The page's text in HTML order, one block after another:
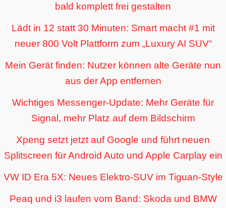
bald komplett frei gestalten
Lädt in 12 statt 30 Minuten: Smart macht #1 mit
neuer 800 Volt Plattform zum „Luxury AI SUV“
Mein Gerät finden: Nutzer können alte Geräte nun
aus der App entfernen
Wichtiges Messenger-Update: Mehr Geräte für
Signal, mehr Platz auf dem Bildschirm
Xpeng setzt jetzt auf Google und führt neuen
Splitscreen für Android Auto und Apple Carplay ein
VW ID Era 5X: Neues Elektro-SUV im Tiguan-Style
Peaq und i3 laufen vom Band: Skoda und BMW